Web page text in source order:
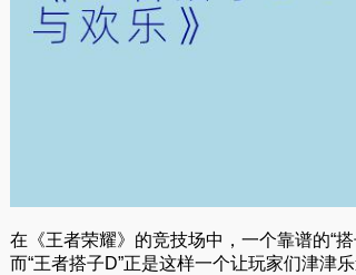
在《王者荣耀》的竞技场中，一个靠谱的“
而“王者搭子D”正是这样一个让玩家们津